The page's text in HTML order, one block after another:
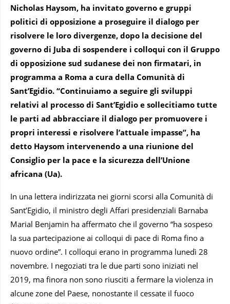
Nicholas Haysom, ha invitato governo e gruppi
politici di opposizione a proseguire il dialogo per
risolvere le loro divergenze, dopo la decisione del
governo di Juba di sospendere i colloqui con il Gruppo
di opposizione sud sudanese dei non firmatari, in
programma a Roma a cura della Comunità di
Sant’Egidio. “Continuiamo a seguire gli sviluppi
relativi al processo di Sant’Egidio e sollecitiamo tutte
le parti ad abbracciare il dialogo per promuovere i
propri interessi e risolvere l’attuale impasse”, ha
detto Haysom intervenendo a una riunione del
Consiglio per la pace e la sicurezza dell’Unione
africana (Ua).
In una lettera indirizzata nei giorni scorsi alla Comunità di
Sant’Egidio, il ministro degli Affari presidenziali Barnaba
Marial Benjamin ha affermato che il governo “ha sospeso
la sua partecipazione ai colloqui di pace di Roma fino a
nuovo ordine”. I colloqui erano in programma lunedì 28
novembre. I negoziati tra le due parti sono iniziati nel
2019, ma finora non sono riusciti a fermare la violenza in
alcune zone del Paese, nonostante il cessate il fuoco